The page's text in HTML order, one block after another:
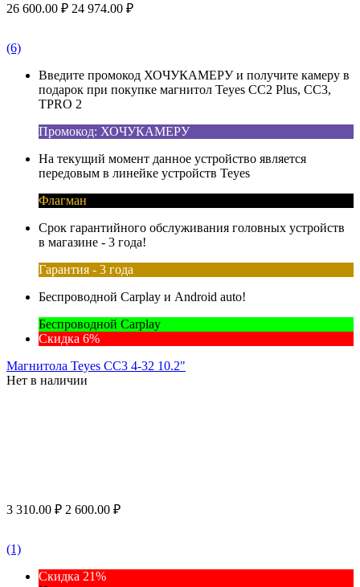
26 600.00 ₽ 24 974.00 ₽
(6)
Введите промокод ХОЧУКАМЕРУ и получите камеру в
подарок при покупке магнитол Teyes CC2 Plus, CC3,
TPRO 2
Промокод: ХОЧУКАМЕРУ
На текущий момент данное устройство является
передовым в линейке устройств Teyes
Флагман
Срок гарантийного обслуживания головных устройств
в магазине - 3 года!
Гарантия - 3 года
Беспроводной Carplay и Android auto!
Беспроводной Carplay
Скидка 6%
Магнитола Teyes CC3 4-32 10.2"
Нет в наличии
3 310.00 ₽ 2 600.00 ₽
(1)
Скидка 21%